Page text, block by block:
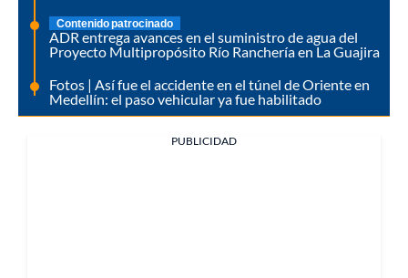
Contenido patrocinado
ADR entrega avances en el suministro de agua del
Proyecto Multipropósito Río Ranchería en La Guajira
Fotos | Así fue el accidente en el túnel de Oriente en
Medellín: el paso vehicular ya fue habilitado
PUBLICIDAD